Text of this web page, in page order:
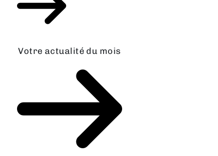
Votre actualité du mois